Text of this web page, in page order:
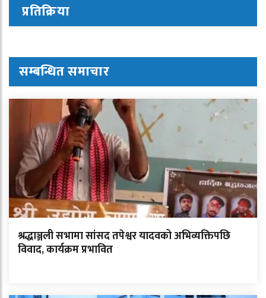
प्रतिक्रिया
सम्बन्धित समाचार
श्रद्धाञ्जली सभामा सांसद तपेश्वर यादवको अभिव्यक्तिपछि
विवाद, कार्यक्रम प्रभावित